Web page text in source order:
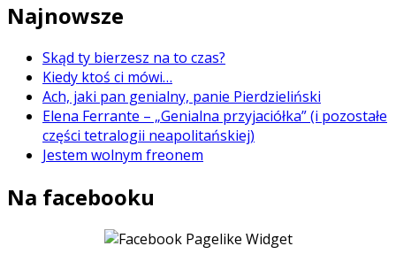
Najnowsze
Skąd ty bierzesz na to czas?
Kiedy ktoś ci mówi…
Ach, jaki pan genialny, panie Pierdzieliński
Elena Ferrante – „Genialna przyjaciółka” (i pozostałe
części tetralogii neapolitańskiej)
Jestem wolnym freonem
Na facebooku